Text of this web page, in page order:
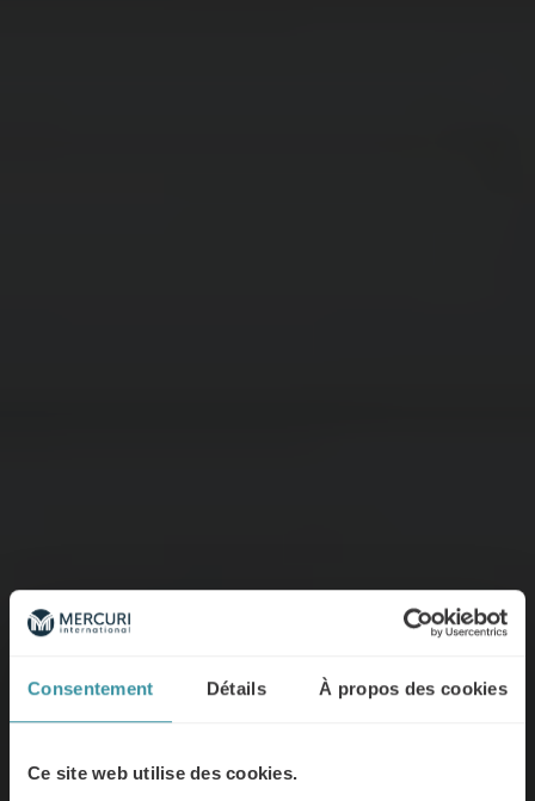
Consentement Détails À propos des cookies
Ce site web utilise des cookies.